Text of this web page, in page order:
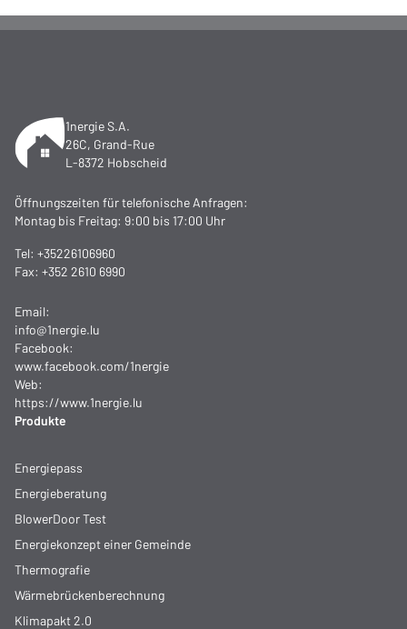
1nergie S.A.
26C, Grand-Rue
L-8372 Hobscheid
Öffnungszeiten für telefonische Anfragen:
Montag bis Freitag: 9:00 bis 17:00 Uhr
Tel: +35226106960
Fax: +352 2610 6990
Email:
info@1nergie.lu
Facebook:
www.facebook.com/1nergie
Web:
https://www.1nergie.lu
Produkte
Energiepass
Energieberatung
BlowerDoor Test
Energiekonzept einer Gemeinde
Thermografie
Wärmebrückenberechnung
Klimapakt 2.0